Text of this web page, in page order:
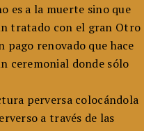
es a la muerte sino que
tratado con el gran Otro
pago renovado que hace
ceremonial donde sólo
perversa colocándola
a través de las